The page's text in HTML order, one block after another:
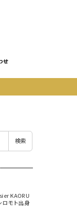
せ
検索
KAORU
ロモト出身